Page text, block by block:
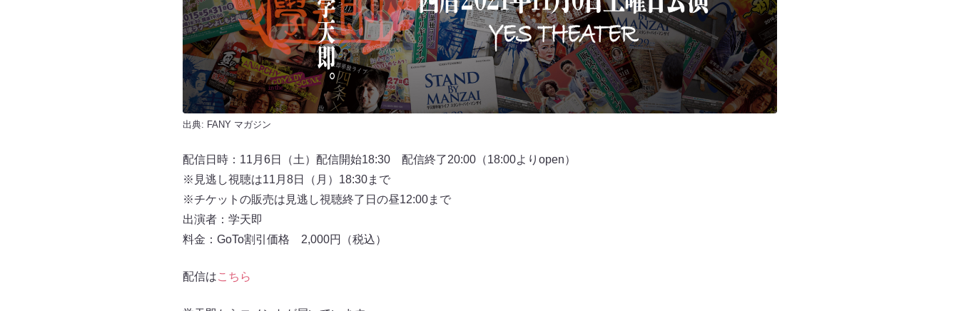
出典: FANY マガジン
配信日時：11月6日（土）配信開始18:30 配信終了20:00（18:00よりopen）
※見逃し視聴は11月8日（月）18:30まで
※チケットの販売は見逃し視聴終了日の昼12:00まで
出演者：学天即
料金：GoTo割引価格 2,000円（税込）
配信はこちら